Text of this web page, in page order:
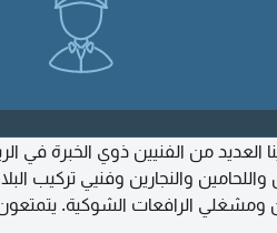
العديد من الفنيين ذوي الخبرة في
واللحامين والنجارين وفنيي تركيب
ومشغلي الرافعات الشوكية.